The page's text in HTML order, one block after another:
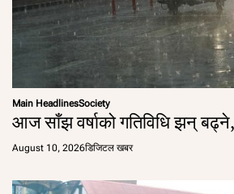
Main HeadlinesSociety
आज साँझ वर्षाको गतिविधि झन्
August 10, 2026डिजिटल खबर